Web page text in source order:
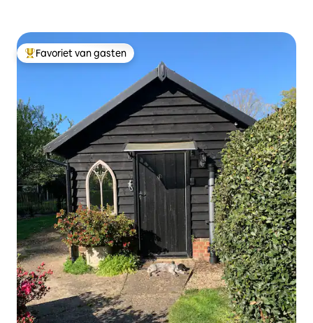
Topfavoriet van gasten
Favoriet van gasten